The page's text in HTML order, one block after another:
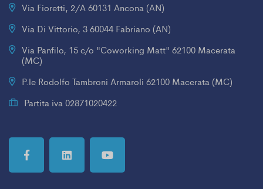
Via Fioretti, 2/A 60131 Ancona (AN)
Via Di Vittorio, 3 60044 Fabriano (AN)
Via Panfilo, 15 c/o "Coworking Matt" 62100 Macerata
(MC)
P.le Rodolfo Tambroni Armaroli 62100 Macerata (MC)
Partita iva 02871020422